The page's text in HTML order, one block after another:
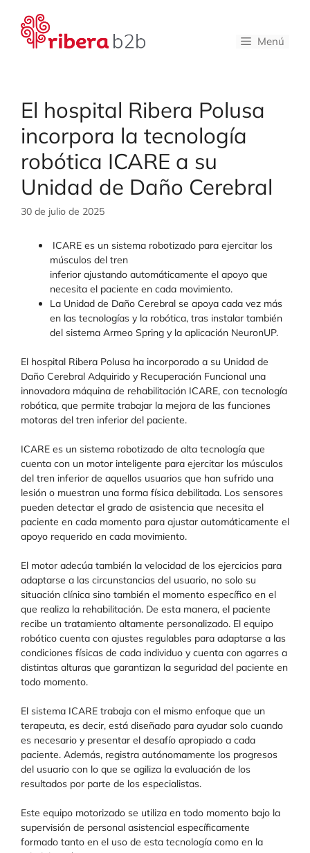
contenido
Menú
El hospital Ribera Polusa
incorpora la tecnología
robótica ICARE a su
Unidad de Daño Cerebral
30 de julio de 2025
ICARE es un sistema robotizado para ejercitar los
músculos del tren
inferior ajustando automáticamente el apoyo que
necesita el paciente en cada movimiento.
La Unidad de Daño Cerebral se apoya cada vez más
en las tecnologías y la robótica, tras instalar también
del sistema Armeo Spring y la aplicación NeuronUP.
El hospital Ribera Polusa ha incorporado a su Unidad de
Daño Cerebral Adquirido y Recuperación Funcional una
innovadora máquina de rehabilitación ICARE, con tecnología
robótica, que permite trabajar la mejora de las funciones
motoras del tren inferior del paciente.
ICARE es un sistema robotizado de alta tecnología que
cuenta con un motor inteligente para ejercitar los músculos
del tren inferior de aquellos usuarios que han sufrido una
lesión o muestran una forma física debilitada. Los sensores
pueden detectar el grado de asistencia que necesita el
paciente en cada momento para ajustar automáticamente el
apoyo requerido en cada movimiento.
El motor adecúa también la velocidad de los ejercicios para
adaptarse a las circunstancias del usuario, no solo su
situación clínica sino también el momento específico en el
que realiza la rehabilitación. De esta manera, el paciente
recibe un tratamiento altamente personalizado. El equipo
robótico cuenta con ajustes regulables para adaptarse a las
condiciones físicas de cada individuo y cuenta con agarres a
distintas alturas que garantizan la seguridad del paciente en
todo momento.
El sistema ICARE trabaja con el mismo enfoque que un
terapeuta, es decir, está diseñado para ayudar solo cuando
es necesario y presentar el desafío apropiado a cada
paciente. Además, registra autónomamente los progresos
del usuario con lo que se agiliza la evaluación de los
resultados por parte de los especialistas.
Este equipo motorizado se utiliza en todo momento bajo la
supervisión de personal asistencial específicamente
formado tanto en el uso de esta tecnología como en la